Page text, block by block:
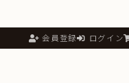
会員登録 ログイン